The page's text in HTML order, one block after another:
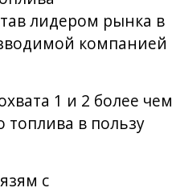
лидером рынка в
компанией
1 и 2 более чем
топлива в пользу
с